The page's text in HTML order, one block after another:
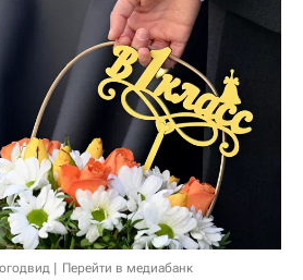
Перейти в медиабанк